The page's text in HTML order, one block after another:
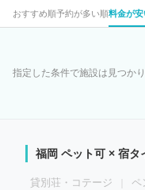
おすすめ順予約が多い順料金が安
指定した条件で施設は見つか
福岡 ペット可 × 宿タ
貸別荘・コテージ ペ